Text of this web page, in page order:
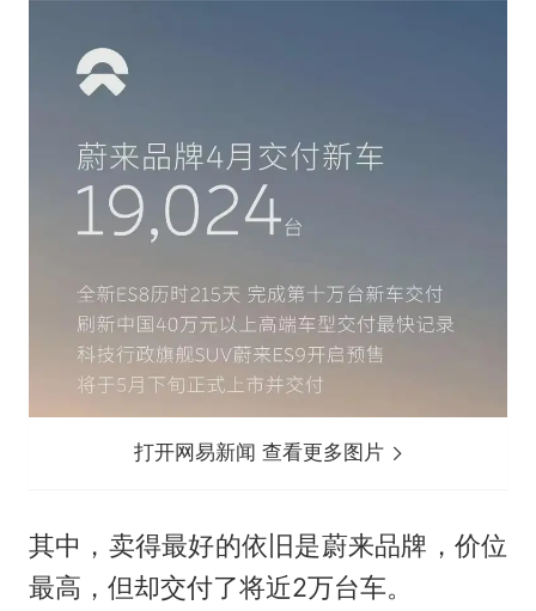
打开网易新闻 查看更多图片
其中，卖得最好的依旧是蔚来品牌，价位
最高，但却交付了将近2万台车。